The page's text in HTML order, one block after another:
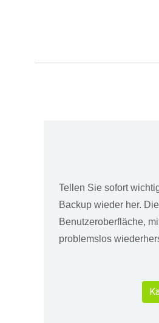
Tellen Sie sofort
Backup wieder her.
Benutzeroberfläche,
problemslos